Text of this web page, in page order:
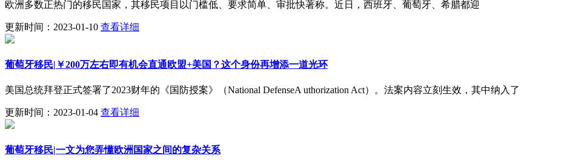
欧洲多数正热门的移民国家，其移民项目以门槛低、要求简单、审批快著称。近日，西班牙、葡萄牙、希腊都迎
更新时间：2023-01-10 查看详细
葡萄牙移民|￥200万左右即有机会直通欧盟+美国？这个身份再增添一道光环
美国总统拜登正式签署了2023财年的《国防授案》（National DefenseA uthorization Act）。法案内容立刻生效，其中纳入了
更新时间：2023-01-04 查看详细
葡萄牙移民|一文为您弄懂欧洲国家之间的复杂关系